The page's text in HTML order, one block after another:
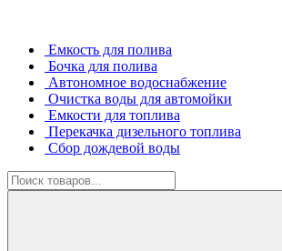
Емкость для полива
Бочка для полива
Автономное водоснабжение
Очистка воды для автомойки
Емкости для топлива
Перекачка дизельного топлива
Сбор дождевой воды